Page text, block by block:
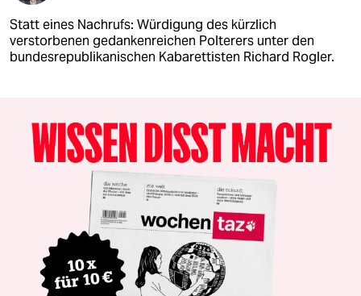
Statt eines Nachrufs: Würdigung des kürzlich
verstorbenen gedankenreichen Polterers unter den
bundesrepublikanischen Kabarettisten Richard Rogler.